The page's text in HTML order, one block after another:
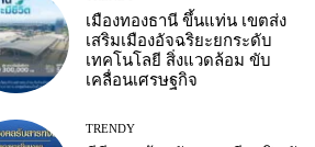
เมืองทองธานี ขึ้นแท่น เขตส่ง
เสริมเมืองอัจฉริยะยกระดับ
เทคโนโลยี สิ่งแวดล้อม ขับ
เคลื่อนเศรษฐกิจ
TRENDY